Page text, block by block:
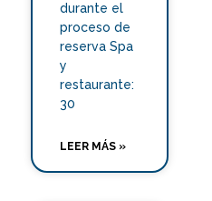
durante el
proceso de
reserva Spa
y
restaurante:
30
LEER MÁS »